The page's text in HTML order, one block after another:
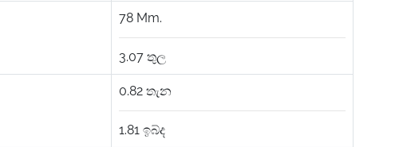
78 Mm.
3.07 තුල
0.82 තැන
1.81 ඉබ්ද